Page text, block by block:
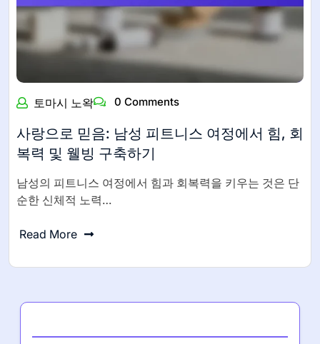
토마시 노왁 0 Comments
사랑으로 믿음: 남성 피트니스 여정에서 힘, 회
복력 및 웰빙 구축하기
남성의 피트니스 여정에서 힘과 회복력을 키우는 것은 단
순한 신체적 노력…
Read More